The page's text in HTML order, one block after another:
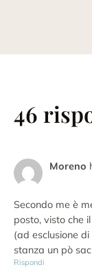
46
Moreno
Secondo me è
posto, visto che
(ad esclusione
stanza un pò
Rispondi